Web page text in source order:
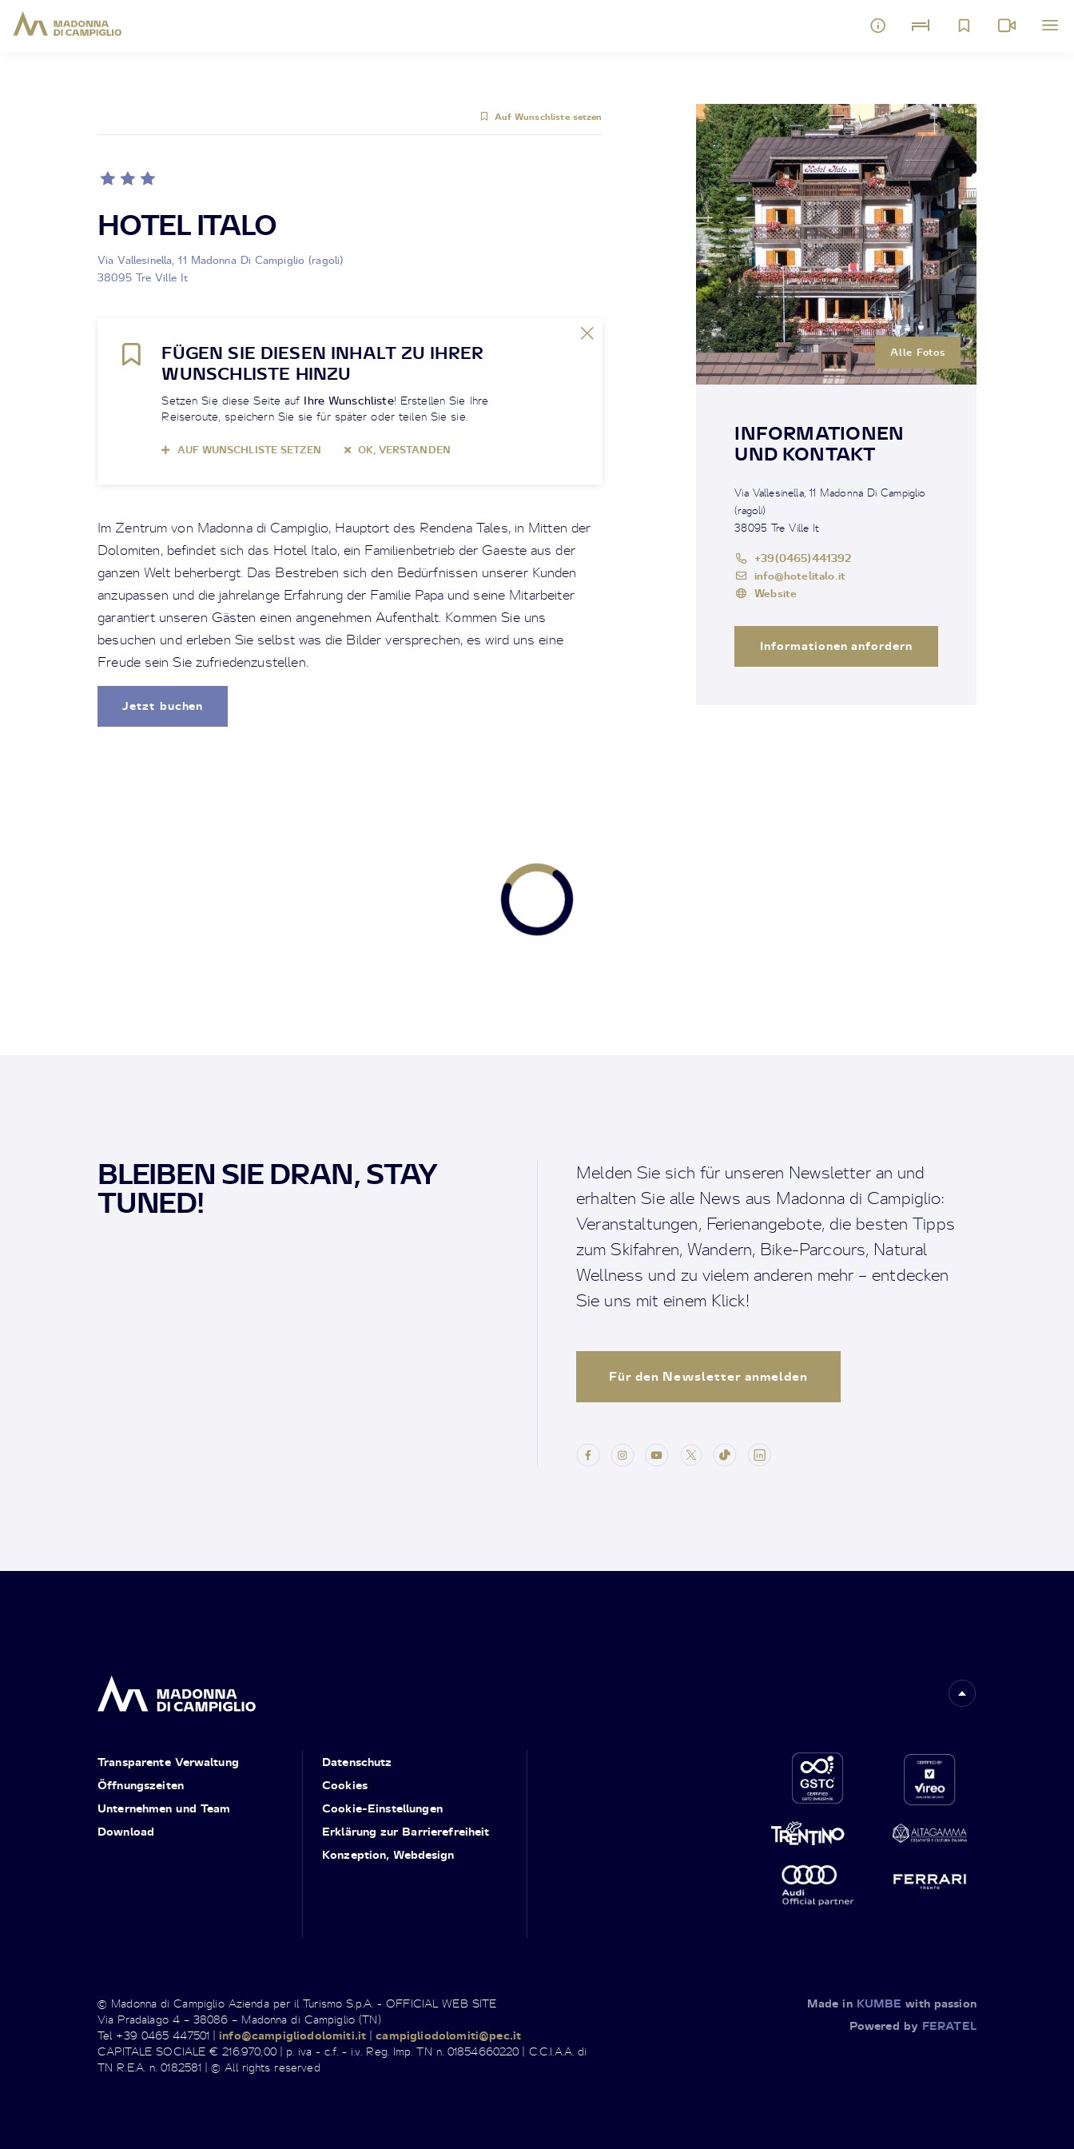
Auf Wunschliste setzen
HOTEL ITALO
Via Vallesinella, 11 Madonna Di Campiglio (ragoli)
38095 Tre Ville It
FÜGEN SIE DIESEN INHALT ZU IHRER
WUNSCHLISTE HINZU
Setzen Sie diese Seite auf Ihre Wunschliste! Erstellen Sie Ihre
Reiseroute, speichern Sie sie für später oder teilen Sie sie.
AUF WUNSCHLISTE SETZEN OK, VERSTANDEN
Im Zentrum von Madonna di Campiglio, Hauptort des Rendena Tales, in Mitten der
Dolomiten, befindet sich das Hotel Italo, ein Familienbetrieb der Gaeste aus der
ganzen Welt beherbergt. Das Bestreben sich den Bedürfnissen unserer Kunden
anzupassen und die jahrelange Erfahrung der Familie Papa und seine Mitarbeiter
garantiert unseren Gästen einen angenehmen Aufenthalt. Kommen Sie uns
besuchen und erleben Sie selbst was die Bilder versprechen, es wird uns eine
Freude sein Sie zufriedenzustellen.
Jetzt buchen
Alle Fotos
INFORMATIONEN
UND KONTAKT
Via Vallesinella, 11 Madonna Di Campiglio
(ragoli)
38095 Tre Ville It
+39(0465)441392
info@hotelitalo.it
Website
Informationen anfordern
BLEIBEN SIE DRAN, STAY
TUNED!
Melden Sie sich für unseren Newsletter an und
erhalten Sie alle News aus Madonna di Campiglio:
Veranstaltungen, Ferienangebote, die besten Tipps
zum Skifahren, Wandern, Bike-Parcours, Natural
Wellness und zu vielem anderen mehr – entdecken
Sie uns mit einem Klick!
Für den Newsletter anmelden
Transparente Verwaltung
Öffnungszeiten
Unternehmen und Team
Download
Datenschutz
Cookies
Cookie-Einstellungen
Erklärung zur Barrierefreiheit
Konzeption, Webdesign
© Madonna di Campiglio Azienda per il Turismo S.p.A. - OFFICIAL WEB SITE
Via Pradalago 4 – 38086 – Madonna di Campiglio (TN)
Tel +39 0465 447501 |info@campigliodolomiti.it |campigliodolomiti@pec.it
CAPITALE SOCIALE € 216.970,00 | p. iva - c.f. - i.v. Reg. Imp. TN n. 01854660220 | C.C.I.A.A. di
TN R.E.A. n. 0182581 | © All rights reserved
Made in KUMBE with passion
Powered by FERATEL